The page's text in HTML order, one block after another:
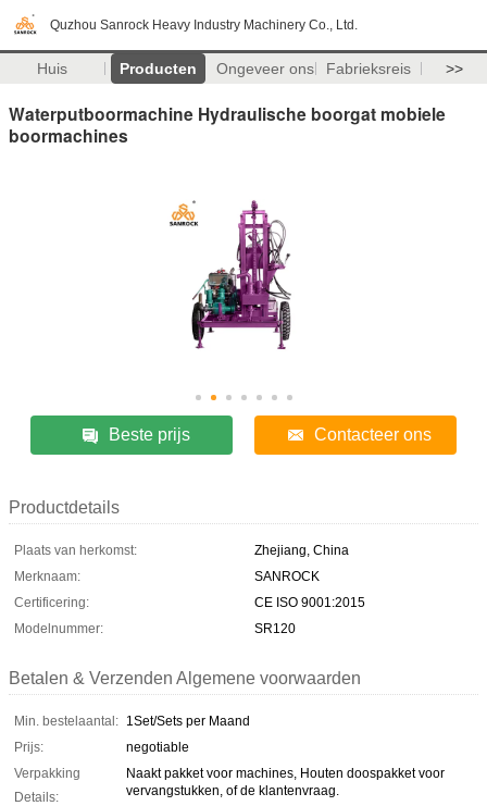
Quzhou Sanrock Heavy Industry Machinery Co., Ltd.
Huis Producten Ongeveer ons Fabrieksreis >>
Waterputboormachine Hydraulische boorgat mobiele
boormachines
Beste prijs Contacteer ons
Productdetails
Plaats van herkomst:
Zhejiang, China
Merknaam:
SANROCK
Certificering:
CE ISO 9001:2015
Modelnummer:
SR120
Betalen & Verzenden Algemene voorwaarden
Min. bestelaantal: 1Set/Sets per Maand
Prijs:
negotiable
Verpakking
Details:
Naakt pakket voor machines, Houten doospakket voor
vervangstukken, of de klantenvraag.